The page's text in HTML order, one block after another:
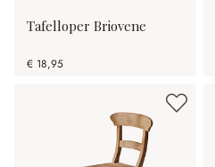
Tafelloper Briovene
€ 18,95